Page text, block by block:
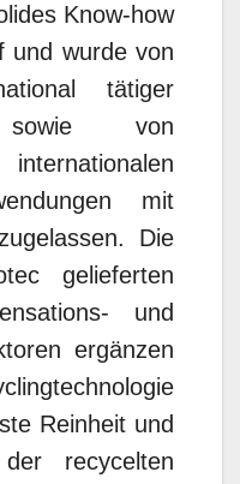
Know-how
und wurde von
tätiger
sowie von
mit
Die
gelieferten
und
ergänzen
Reinheit und
recycelten